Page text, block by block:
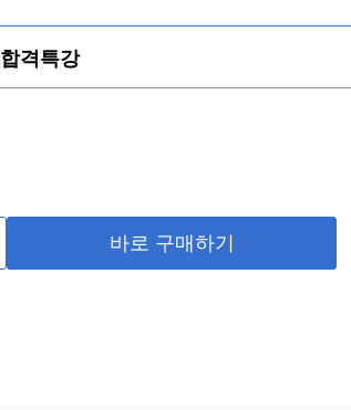
합격특강
바로 구매하기